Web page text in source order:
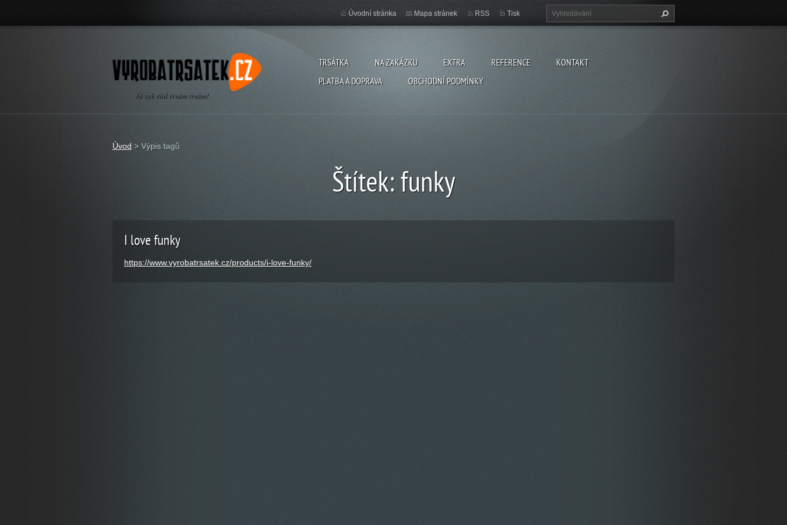
Já tak rád trsám trsám!
TRSÁTKA NA ZAKÁZKU EXTRA REFERENCE
KONTAKT
PLATBA A DOPRAVA
OBCHODNÍ PODMÍNKY
Úvodní stránka Mapa stránek RSS Tisk
Úvod > Výpis tagů
Štítek: funky
I love funky
https://www.vyrobatrsatek.cz/products/i-love-funky/